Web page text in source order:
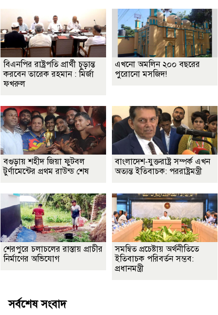
বিএনপির রাষ্ট্রপতি প্রার্থী চূড়ান্ত
করবেন তারেক রহমান : মির্জা
ফখরুল
এখনো অমলিন ২০০ বছরের
পুরোনো মসজিদ!
বগুড়ায় শহীদ জিয়া ফুটবল
টুর্ণামেন্টের প্রথম রাউন্ড শেষ
বাংলাদেশ-যুক্তরাষ্ট্র সম্পর্ক এখন
অত্যন্ত ইতিবাচক: পররাষ্ট্রমন্ত্রী
শেরপুরে চলাচলের রাস্তায় প্রাচীর
নির্মাণের অভিযোগ
সমন্বিত প্রচেষ্টায় অর্থনীতিতে
ইতিবাচক পরিবর্তন সম্ভব:
প্রধানমন্ত্রী
সর্বশেষ সংবাদ